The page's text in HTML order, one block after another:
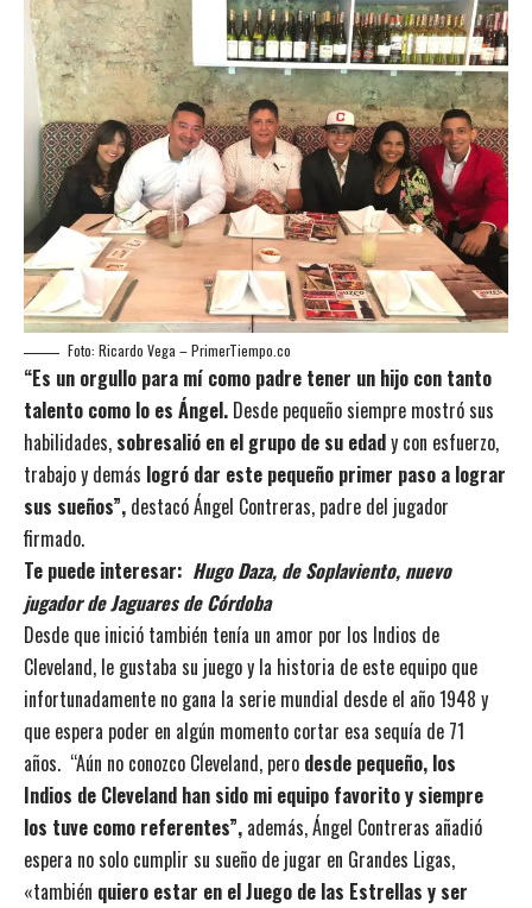
Foto: Ricardo Vega – PrimerTiempo.co
“Es un orgullo para mí como padre tener un hijo con tanto
talento como lo es Ángel. Desde pequeño siempre mostró sus
habilidades, sobresalió en el grupo de su edady con esfuerzo,
trabajo y demás logró dar este pequeño primer paso a lograr
sus sueños”, destacó Ángel Contreras, padre del jugador
firmado.
Te puede interesar: Hugo Daza, de Soplaviento, nuevo
jugador de Jaguares de Córdoba
Desde que inició también tenía un amor por los Indios de
Cleveland, le gustaba su juego y la historia de este equipo que
infortunadamente no gana la serie mundial desde el año 1948 y
que espera poder en algún momento cortar esa sequía de 71
años. “Aún no conozco Cleveland, pero desde pequeño, los
Indios de Cleveland han sido mi equipo favorito y siempre
los tuve como referentes”, además, Ángel Contreras añadió
espera no solo cumplir su sueño de jugar en Grandes Ligas,
«también quiero estar en el Juego de las Estrellas y ser